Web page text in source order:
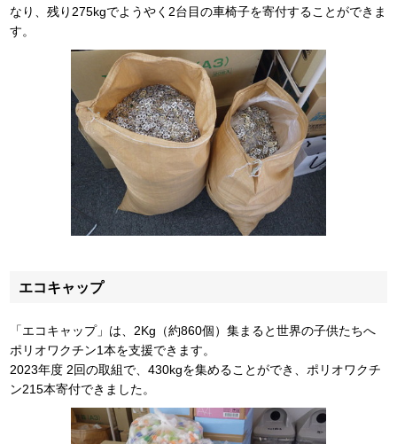
なり、残り275kgでようやく2台目の車椅子を寄付することができま
す。
エコキャップ
「エコキャップ」は、2Kg（約860個）集まると世界の子供たちへ
ポリオワクチン1本を支援できます。
2023年度 2回の取組で、430kgを集めることができ、ポリオワクチ
ン215本寄付できました。